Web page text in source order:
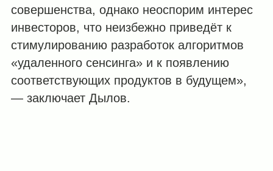
совершенства, однако неоспорим интерес
инвесторов, что неизбежно приведёт к
стимулированию разработок алгоритмов
«удаленного сенсинга» и к появлению
соответствующих продуктов в будущем»,
— заключает Дылов.